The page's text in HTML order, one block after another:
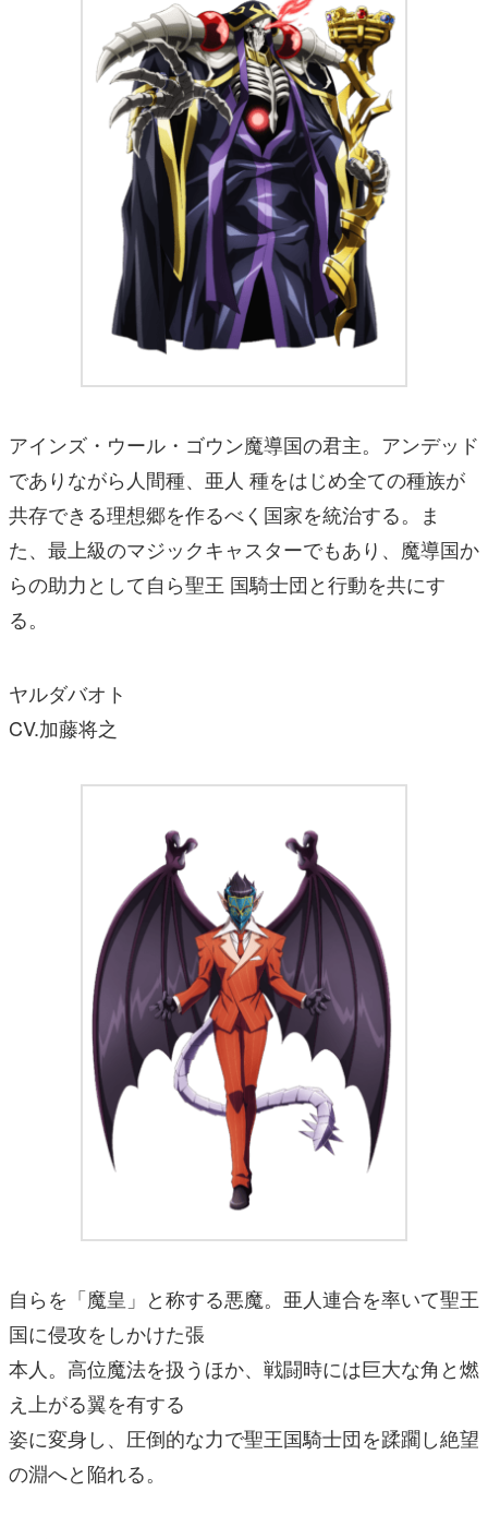
アインズ・ウール・ゴウン魔導国の君主。アンデッド
でありながら人間種、亜人 種をはじめ全ての種族が
共存できる理想郷を作るべく国家を統治する。ま
た、最上級のマジックキャスターでもあり、魔導国か
らの助力として自ら聖王 国騎士団と行動を共にす
る。
ヤルダバオト
CV.加藤将之
自らを「魔皇」と称する悪魔。亜人連合を率いて聖王
国に侵攻をしかけた張
本人。高位魔法を扱うほか、戦闘時には巨大な角と燃
え上がる翼を有する
姿に変身し、圧倒的な力で聖王国騎士団を蹂躙し絶望
の淵へと陥れる。